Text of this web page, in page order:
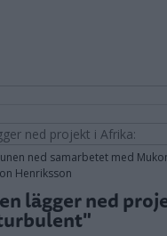
ned samarbetet med
Henriksson
lägger ned